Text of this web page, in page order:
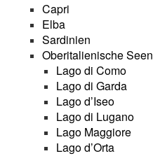
Capri
Elba
Sardinien
Oberitalienische Seen
Lago di Como
Lago di Garda
Lago d’Iseo
Lago di Lugano
Lago Maggiore
Lago d’Orta